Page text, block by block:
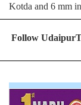
Kotda and 6 mm
Follow